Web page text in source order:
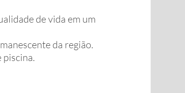
de vida em um
da região.
piscina.